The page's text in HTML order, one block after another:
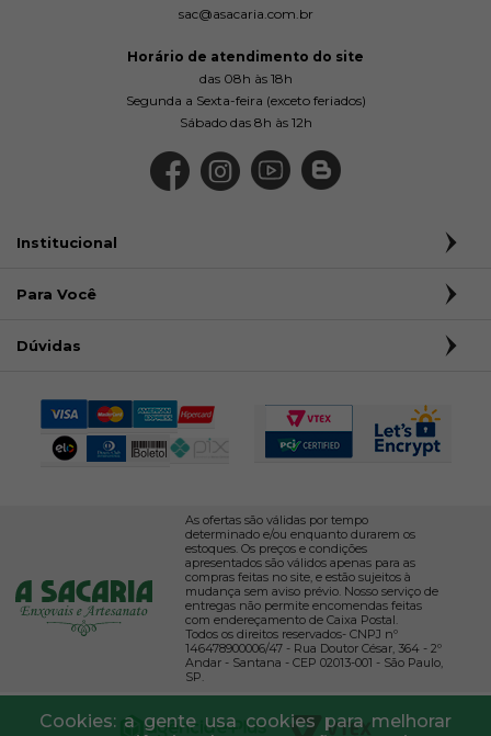
Cookies: a gente usa cookies para melhorar
sac@asacaria.com.br
Horário de atendimento do site
das 08h às 18h
Segunda a Sexta-feira (exceto feriados)
Sábado das 8h às 12h
Institucional
Para Você
Dúvidas
As ofertas são válidas por tempo
determinado e/ou enquanto durarem os
estoques. Os preços e condições
apresentados são válidos apenas para as
compras feitas no site, e estão sujeitos à
mudança sem aviso prévio. Nosso serviço de
entregas não permite encomendas feitas
com endereçamento de Caixa Postal.
Todos os direitos reservados- CNPJ nº
146478900006/47 - Rua Doutor César, 364 - 2º
Andar - Santana - CEP 02013-001 - São Paulo,
SP.